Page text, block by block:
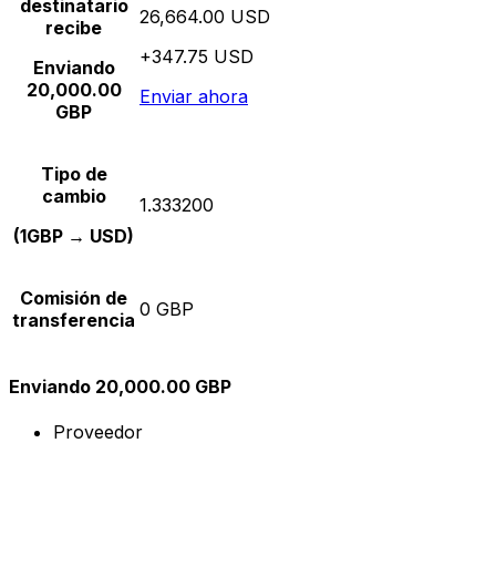
destinatario
recibe
Enviando
20,000.00
GBP
26,664.00 USD
+347.75 USD
Enviar ahora
Tipo de
cambio
(1GBP → USD)
1.333200
Comisión de
transferencia 0 GBP
Enviando 20,000.00 GBP
Proveedor